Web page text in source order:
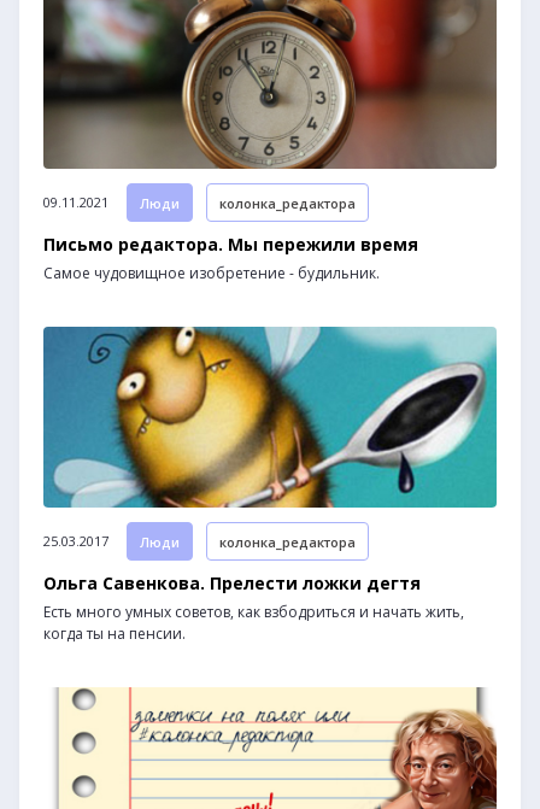
09.11.2021 Люди колонка_редактора
Письмо редактора. Мы пережили время
Самое чудовищное изобретение - будильник.
25.03.2017 Люди колонка_редактора
Ольга Савенкова. Прелести ложки дегтя
Есть много умных советов, как взбодриться и начать жить,
когда ты на пенсии.